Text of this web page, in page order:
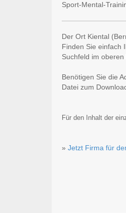
Sport-Mental-
Der Ort Kiental
Finden Sie einfach
Suchfeld im oberen
Benötigen Sie die
Datei zum
Für den Inhalt der
» Jetzt Firma für